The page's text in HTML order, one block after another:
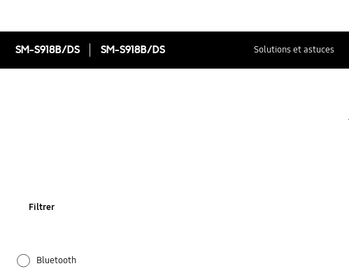
SM-S918B/DS SM-S918B/DS Solutions et astuces
Filtrer
Bluetooth